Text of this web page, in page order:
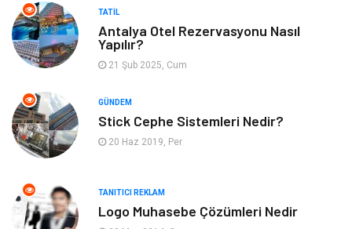
Makine
Tatil
Emlak
Gayrimenkul Moda
Bilgisayar & Yazılım Müzik
TATIL
Antalya Otel Rezervasyonu Nasıl
Yapılır?
21 Şub 2025, Cum
GÜNDEM
Stick Cephe Sistemleri Nedir?
20 Haz 2019, Per
TANITICI REKLAM
Logo Muhasebe Çözümleri Nedir